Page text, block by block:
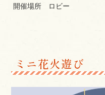
開催場所 ロビー
ミニ花火遊び